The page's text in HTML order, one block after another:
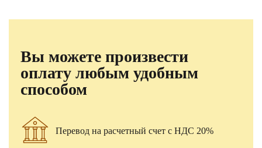
Вы можете произвести
оплату любым удобным
способом
Перевод на расчетный счет с НДС 20%